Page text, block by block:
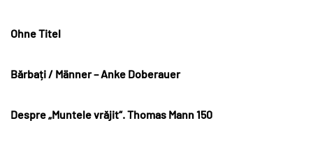
Ohne Titel
Bărbați / Männer – Anke Doberauer
Despre „Muntele vrăjit“. Thomas Mann 150